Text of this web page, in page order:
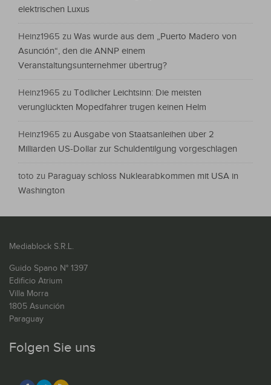
elektrischen Luxus
Heinz1965 zu Was wurde aus dem „Puerto Madero von
Asunción“, den die ANNP einem
Veranstaltungsunternehmer übertrug?
Heinz1965 zu Tödlicher Leichtsinn: Die meisten
verunglückten Mopedfahrer trugen keinen Helm
Heinz1965 zu Ausgabe von Staatsanleihen über 2
Milliarden US-Dollar zur Schuldentilgung vorgeschlagen
toto zu Paraguay schloss Nuklearabkommen mit USA in
Washington
Mediablock S.R.L.
Guido Spano N° 1397
Edificio Atrium
Villa Morra
1805 Asunción
Paraguay
Folgen Sie uns